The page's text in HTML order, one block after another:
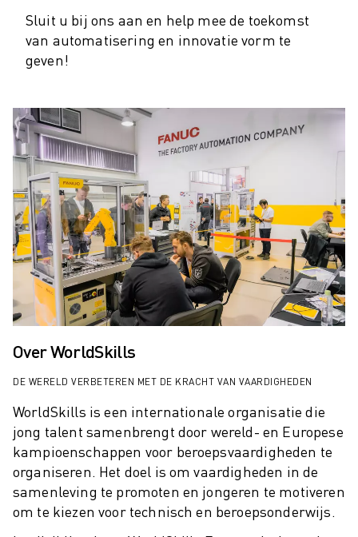
SMART FACTORY OPLOSSINGEN VOOR EEN EFFICIËNTERE
PRODUCT REGISTRATIE » FANUC PORTAAL
CASE STUDIES
INDUSTRIEËN
ALLE INDUSTRIEËN
LUCHTVAART
AUTOMOTIVE
ELEKTRISCHE VOERTUIGEN
ELEKTRONICA
FOOD & BEVERAGE
MEDISCH
KUNSTSTOFFEN
OPSLAG & LOGISTIEK
TOEPASSINGEN
5-ASSIGE BEWERKING
BOOGLASSEN
CNC SLIJPEN
CNC FREZEN
CNC DRAAIEN
BOREN EN TAPPEN MET HOGE SNELHEID
SPUITGIETEN
Sluit u bij ons aan en help mee de toekomst
van automatisering en innovatie vorm te
geven!
Over WorldSkills
DE WERELD VERBETEREN MET DE KRACHT VAN VAARDIGHEDEN
WorldSkills is een internationale organisatie die
jong talent samenbrengt door wereld- en Europese
kampioenschappen voor beroepsvaardigheden te
organiseren. Het doel is om vaardigheden in de
samenleving te promoten en jongeren te motiveren
om te kiezen voor technisch en beroepsonderwijs.